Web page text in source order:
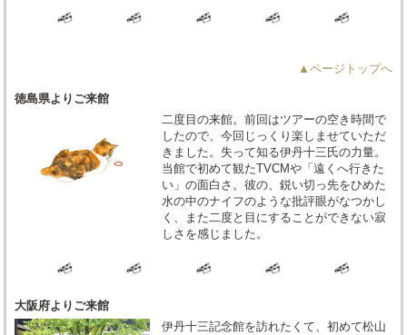
▲ページトップへ
徳島県よりご来館
二度目の来館。前回はツアーの空き時間で
したので、今回じっくり楽しませていただ
きました。失って知る伊丹十三氏の力量。
当館で初めて観たTVCMや「遠くへ行きた
い」の面白さ。彼の、鋭い切っ先をひめた
水の中のナイフのような批評眼がなつかし
く、また二度と目にすることができない寂
しさを感じました。
大阪府よりご来館
伊丹十三記念館を訪れたくて、初めて松山